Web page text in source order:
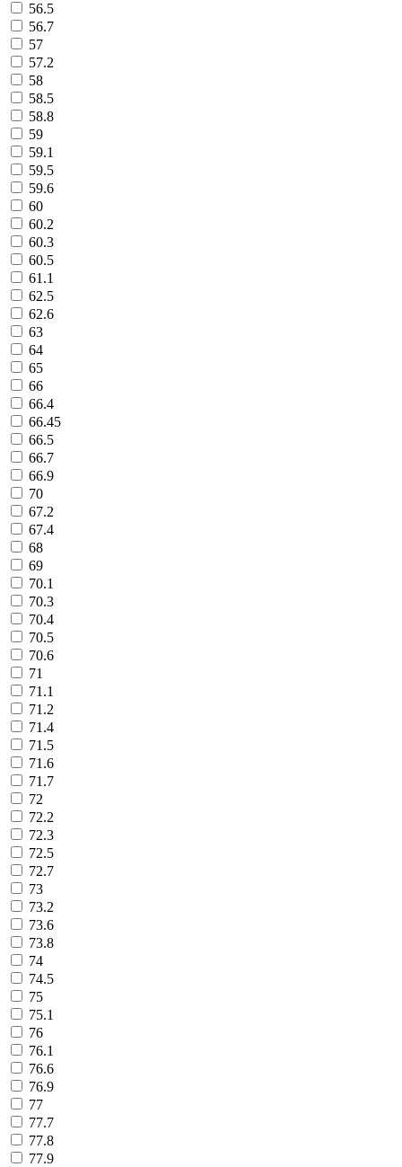
56.5
56.7
57
57.2
58
58.5
58.8
59
59.1
59.5
59.6
60
60.2
60.3
60.5
61.1
62.5
62.6
63
64
65
66
66.4
66.45
66.5
66.7
66.9
70
67.2
67.4
68
69
70.1
70.3
70.4
70.5
70.6
71
71.1
71.2
71.4
71.5
71.6
71.7
72
72.2
72.3
72.5
72.7
73
73.2
73.6
73.8
74
74.5
75
75.1
76
76.1
76.6
76.9
77
77.7
77.8
77.9